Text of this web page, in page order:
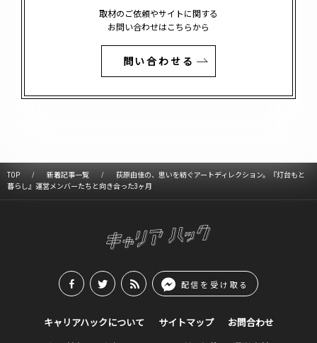
取材のご依頼やサイトに関する
お問い合わせはこちらから
問い合わせる
TOP 新着記事一覧
荻原由佳の、思いを紡ぐアートディレクション。『灯台もと
暮らし』運営メンバーたちと向き合った3ヶ月
配信を受け取る
キャリアハックについて サイトマップ お問合わせ